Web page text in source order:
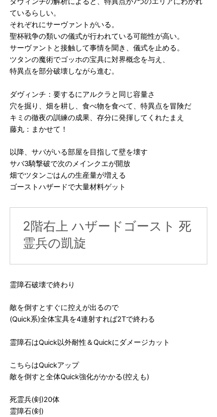
ているらしい。
それぞれにサーヴァントがいる。
聖杯戦争の類いの儀式が行われている可能性が高い。
サーヴァントと接触して事情を聞き、儀式を止める。
ツタンの魔術でゴッホの宝具に対界概念を与え、
特異点を部分破壊しながら進む。
ダヴィンチ：要するにアルクラと同じ容量さ
穴を掘り、畑を耕し、食べ物を食べて、特異点を冒険だ
キミの徹夜の訓練の成果、存分に発揮してくれたまえ
藤丸：まかせて！
以降、サバがいる部屋を目指して壁を壊す
サバ3騎撃破で次のメインクエが開放
畑でツタンごはんの生産量が増える
ゴーストハザードで大量材料ゲット
2階右上 ハザードゴースト 死
霊兵の凱旋
霊障石破壊で終わり
敵を倒すとすぐに控えが出るので
(Quick系)全体宝具を4連射すれば2Tで終わる
霊障石はQuick以外耐性＆Quickにダメージカット
こちらはQuickアップ
敵を倒すと全体Quick強化がかかる(控えも)
死霊兵(剣)20体
霊障石(剣)